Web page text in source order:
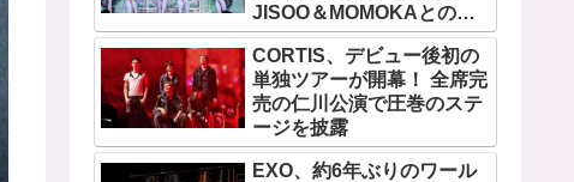
JISOO＆MOMOKAとのス
ペシャルコラボも実現
CORTIS、デビュー後初の
単独ツアーが開幕！ 全席完
売の仁川公演で圧巻のステ
ージを披露
EXO、約6年ぶりのワール